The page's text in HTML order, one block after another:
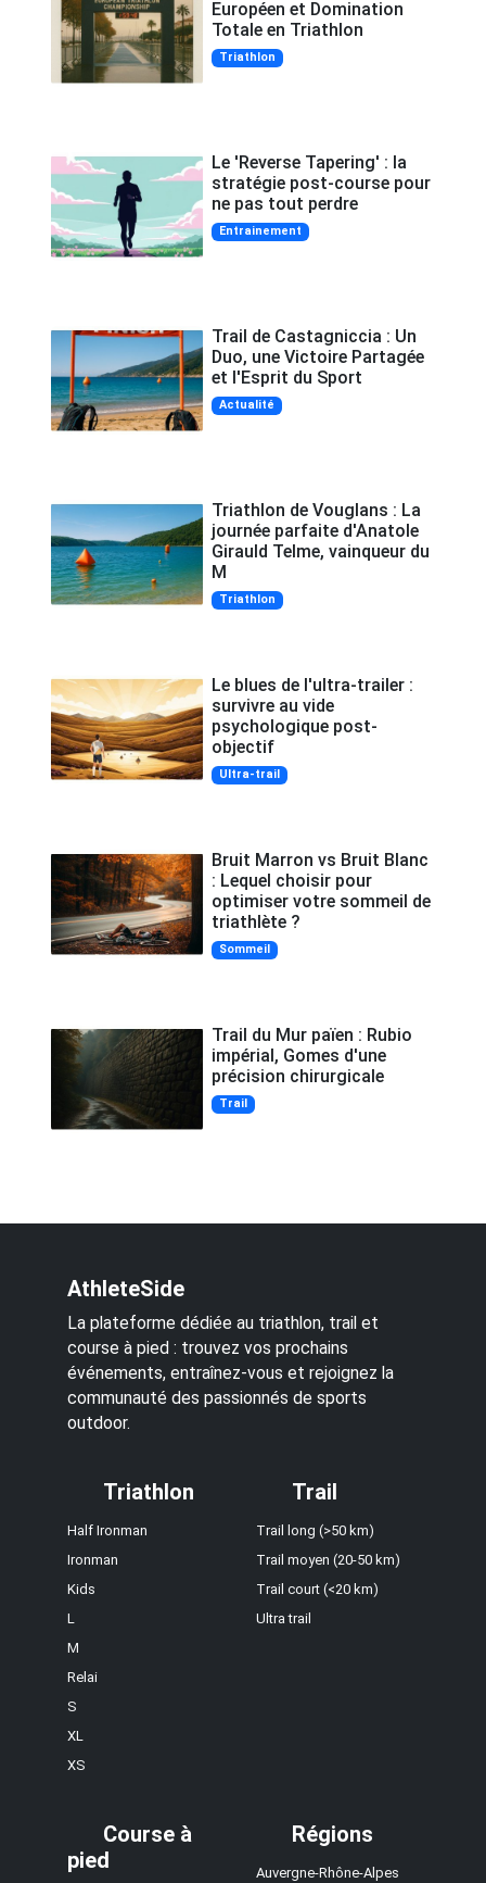
Européen et Domination
Totale en Triathlon
Triathlon
Le 'Reverse Tapering' : la
stratégie post-course pour
ne pas tout perdre
Entrainement
Trail de Castagniccia : Un
Duo, une Victoire Partagée
et l'Esprit du Sport
Actualité
Triathlon de Vouglans : La
journée parfaite d'Anatole
Girauld Telme, vainqueur du
M
Triathlon
Le blues de l'ultra-trailer :
survivre au vide
psychologique post-
objectif
Ultra-trail
Bruit Marron vs Bruit Blanc
: Lequel choisir pour
optimiser votre sommeil de
triathlète ?
Sommeil
Trail du Mur païen : Rubio
impérial, Gomes d'une
précision chirurgicale
Trail
AthleteSide
La plateforme dédiée au triathlon, trail et
course à pied : trouvez vos prochains
événements, entraînez-vous et rejoignez la
communauté des passionnés de sports
outdoor.
Triathlon
Half Ironman
Ironman
Kids
L
M
Relai
S
XL
XS
Trail
Trail long (>50 km)
Trail moyen (20-50 km)
Trail court (<20 km)
Ultra trail
Course à
pied
Régions
Auvergne-Rhône-Alpes